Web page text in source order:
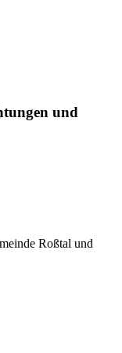
und
Roßtal und